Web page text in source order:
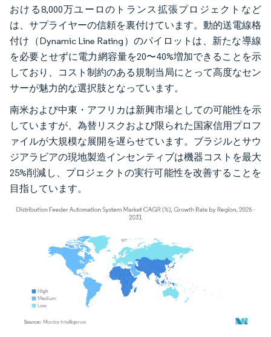
おける8,000万ユーロのトランス拡張プロジェクトなど
は、サプライヤーの信頼を裏付けています。動的送電線格
付け（Dynamic Line Rating）のパイロットは、新たな導線
を必要とせずに電力網容量を20〜40%増加できることを示
しており、コスト制約のある規制当局にとって高度なセン
サーが魅力的な選択肢となっています。
南米および中東・アフリカは新興市場としての可能性を示
していますが、為替リスクおよび限られた国家信用プロフ
ァイルが大規模な展開を遅らせています。ブラジルとサウ
ジアラビアの現地製造インセンティブは機器コストを最大
25%削減し、プロジェクトの実行可能性を改善することを
目指しています。